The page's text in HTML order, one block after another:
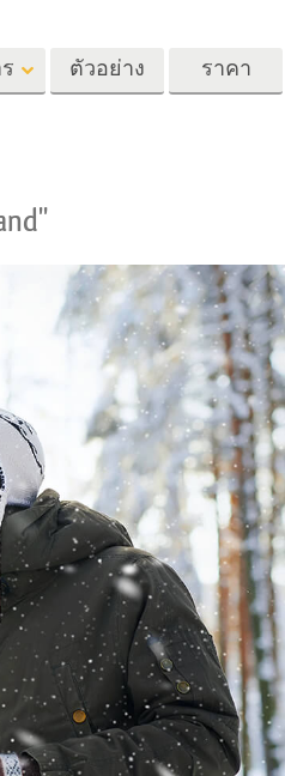
AI การจัดการรูปภาพ
ดับ ข้อมูลการฝึกอบรม AI
ตัวอย่าง ราคา
การ์ดวันวาเลนไทน์
คำเชิญงานแต่งงาน
คำเชิญวันเกิดของเด็ก